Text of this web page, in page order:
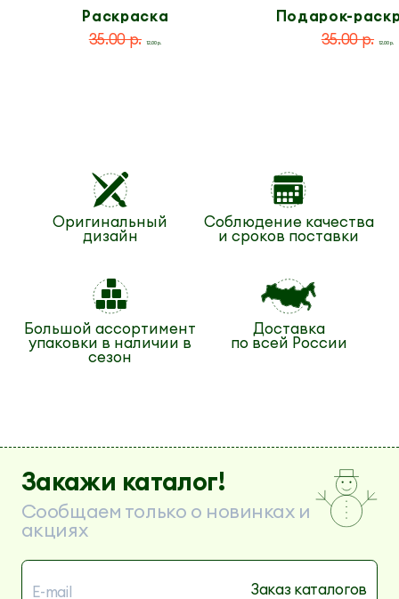
Раскраска
по номерам
35.00 р. 12.00 р.
Подарок-
35.00 р.
12.00 р.
Оригинальный
дизайн
Соблюдение качества
и сроков поставки
Большой ассортимент
упаковки в наличии в
сезон
Доставка
по всей России
Закажи каталог!
Сообщаем только о новинках и
акциях